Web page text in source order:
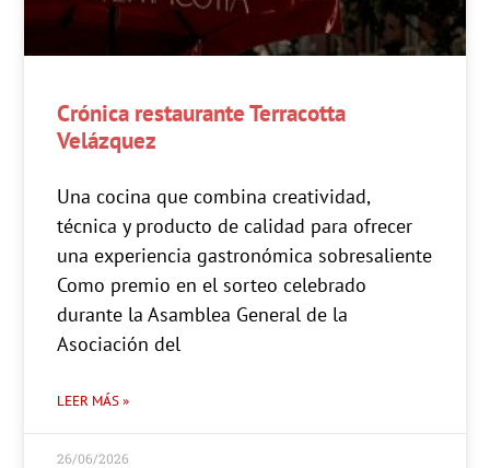
Crónica restaurante Terracotta
Velázquez
Una cocina que combina creatividad,
técnica y producto de calidad para ofrecer
una experiencia gastronómica sobresaliente
Como premio en el sorteo celebrado
durante la Asamblea General de la
Asociación del
LEER MÁS »
26/06/2026